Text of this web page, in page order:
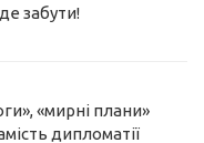
забути!
«мирні плани»
дипломатії